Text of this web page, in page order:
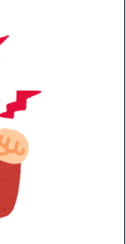
須幹弥にキレる ←
バい
のスレンダー美
ていー？」ﾊﾟｼｬ
・・「アカン、キ
、様々な憶測が
ではなく「俺」と
量販店のノジマに